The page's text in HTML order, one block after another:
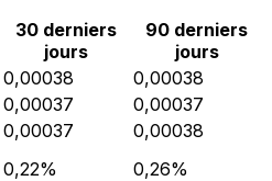
30 derniers
jours
90 derniers
jours
0,00038
0,00038
0,00037
0,00037
0,00037
0,00038
0,22% 0,26%